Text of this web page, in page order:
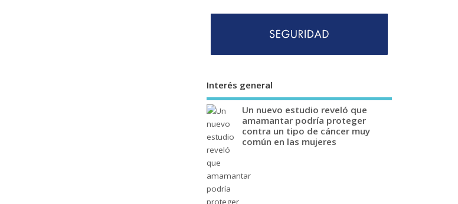
Interés general
Un nuevo estudio reveló que
amamantar podría proteger
contra un tipo de cáncer muy
común en las mujeres